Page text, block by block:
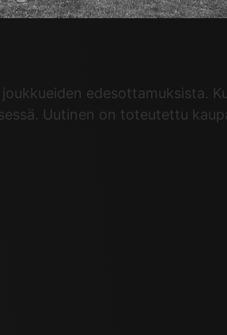
edesottamuksista.
Uutinen on toteutettu